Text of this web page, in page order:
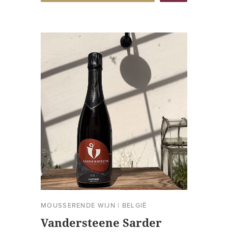
MOUSSERENDE WIJN | BELGIË
Vandersteene Sarder